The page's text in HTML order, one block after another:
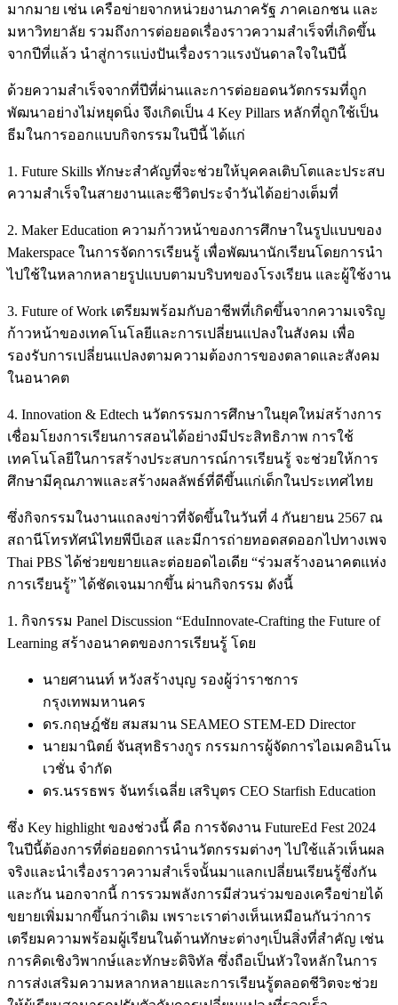
มากมาย เช่น เครือข่ายจากหน่วยงานภาครัฐ ภาคเอกชน และ
มหาวิทยาลัย รวมถึงการต่อยอดเรื่องราวความสำเร็จที่เกิดขึ้น
จากปีที่แล้ว นำสู่การแบ่งปันเรื่องราวแรงบันดาลใจในปีนี้
ด้วยความสำเร็จจากที่ปีที่ผ่านและการต่อยอดนวัตกรรมที่ถูก
พัฒนาอย่างไม่หยุดนิ่ง จึงเกิดเป็น 4 Key Pillars หลักที่ถูกใช้เป็น
ธีมในการออกแบบกิจกรรมในปีนี้ ได้แก่
1. Future Skills ทักษะสำคัญที่จะช่วยให้บุคคลเติบโตและประสบ
ความสำเร็จในสายงานและชีวิตประจำวันได้อย่างเต็มที่
2. Maker Education ความก้าวหน้าของการศึกษาในรูปแบบของ
Makerspace ในการจัดการเรียนรู้ เพื่อพัฒนานักเรียนโดยการนำ
ไปใช้ในหลากหลายรูปแบบตามบริบทของโรงเรียน และผู้ใช้งาน
3. Future of Work เตรียมพร้อมกับอาชีพที่เกิดขึ้นจากความเจริญ
ก้าวหน้าของเทคโนโลยีและการเปลี่ยนแปลงในสังคม เพื่อ
รองรับการเปลี่ยนแปลงตามความต้องการของตลาดและสังคม
ในอนาคต
4. Innovation & Edtech นวัตกรรมการศึกษาในยุคใหม่สร้างการ
เชื่อมโยงการเรียนการสอนได้อย่างมีประสิทธิภาพ การใช้
เทคโนโลยีในการสร้างประสบการณ์การเรียนรู้ จะช่วยให้การ
ศึกษามีคุณภาพและสร้างผลลัพธ์ที่ดีขึ้นแก่เด็กในประเทศไทย
ซึ่งกิจกรรมในงานแถลงข่าวที่จัดขึ้นในวันที่ 4 กันยายน 2567 ณ
สถานีโทรทัศน์ไทยพีบีเอส และมีการถ่ายทอดสดออกไปทางเพจ
Thai PBS ได้ช่วยขยายและต่อยอดไอเดีย “ร่วมสร้างอนาคตแห่ง
การเรียนรู้” ได้ชัดเจนมากขึ้น ผ่านกิจกรรม ดังนี้
1. กิจกรรม Panel Discussion “EduInnovate-Crafting the Future of
Learning สร้างอนาคตของการเรียนรู้ โดย
นายศานนท์ หวังสร้างบุญ รองผู้ว่าราชการ
กรุงเทพมหานคร
ดร.กฤษฎ์ชัย สมสมาน SEAMEO STEM-ED Director
นายมานิตย์ จันสุทธิรางกูร กรรมการผู้จัดการไอเมคอินโน
เวชั่น จำกัด
ดร.นรรธพร จันทร์เฉลี่ย เสริบุตร CEO Starfish Education
ซึ่ง Key highlight ของช่วงนี้ คือ การจัดงาน FutureEd Fest 2024
ในปีนี้ต้องการที่ต่อยอดการนำนวัตกรรมต่างๆ ไปใช้แล้วเห็นผล
จริงและนำเรื่องราวความสำเร็จนั้นมาแลกเปลี่ยนเรียนรู้ซึ่งกัน
และกัน นอกจากนี้ การรวมพลังการมีส่วนร่วมของเครือข่ายได้
ขยายเพิ่มมากขึ้นกว่าเดิม เพราะเราต่างเห็นเหมือนกันว่าการ
เตรียมความพร้อมผู้เรียนในด้านทักษะต่างๆเป็นสิ่งที่สำคัญ เช่น
การคิดเชิงวิพากษ์และทักษะดิจิทัล ซึ่งถือเป็นหัวใจหลักในการ
การส่งเสริมความหลากหลายและการเรียนรู้ตลอดชีวิตจะช่วย